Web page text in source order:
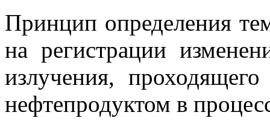
Принцип определения
на регистрации
излучения,
нефтепродуктом в